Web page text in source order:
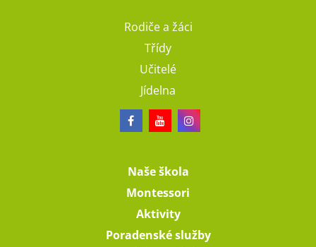
Rodiče a žáci
Třídy
Učitelé
Jídelna
Naše škola
Montessori
Aktivity
Poradenské služby